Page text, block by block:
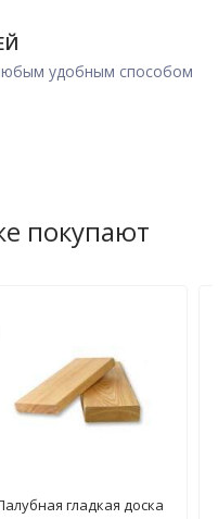
удобным способом
покупают
гладкая доска